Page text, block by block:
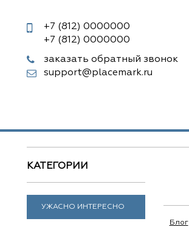
+7 (812) 0000000
+7 (812) 0000000
заказать обратный звонок
support@placemark.ru
КАТЕГОРИИ
УЖАСНО ИНТЕРЕСНО
Блог